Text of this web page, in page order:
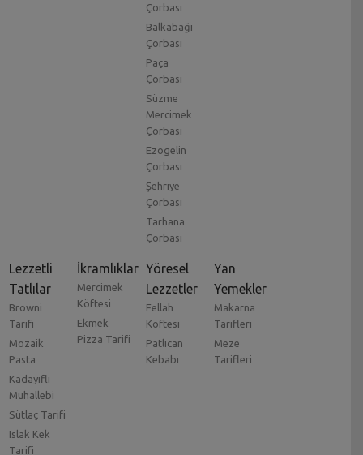
Çorbası
Balkabağı
Çorbası
Paça
Çorbası
Süzme
Mercimek
Çorbası
Ezogelin
Çorbası
Şehriye
Çorbası
Tarhana
Çorbası
Lezzetli
Tatlılar
Browni
Tarifi
Mozaik
Pasta
Kadayıflı
Muhallebi
Sütlaç Tarifi
Islak Kek
Tarifi
İkramlıklar
Mercimek
Köftesi
Ekmek
Pizza Tarifi
Yöresel
Lezzetler
Fellah
Köftesi
Patlıcan
Kebabı
Yan
Yemekler
Makarna
Tarifleri
Meze
Tarifleri